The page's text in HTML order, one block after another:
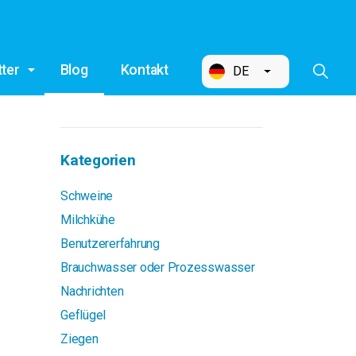
Blog Kontakt DE
Kategorien
Schweine
Milchkühe
Benutzererfahrung
Brauchwasser oder Prozesswasser
Nachrichten
Geflügel
Ziegen